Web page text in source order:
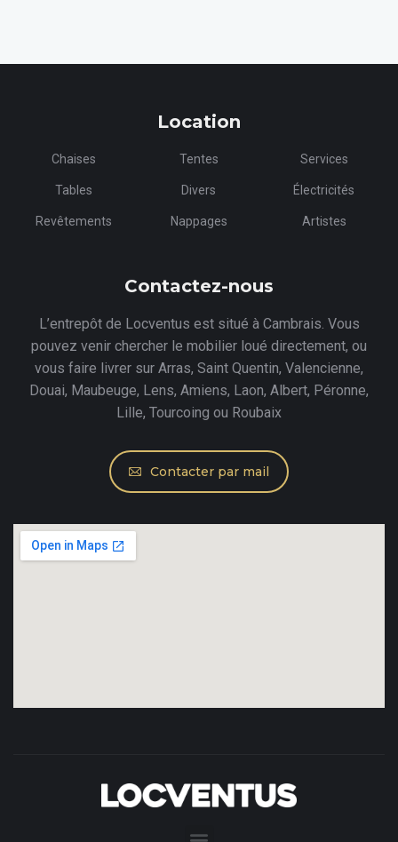
Location
Chaises
Tables
Revêtements
Tentes
Divers
Nappages
Services
Électricités
Artistes
Contactez-nous
L’entrepôt de Locventus est situé à Cambrais. Vous
pouvez venir chercher le mobilier loué directement, ou
vous faire livrer sur Arras, Saint Quentin, Valencienne,
Douai, Maubeuge, Lens, Amiens, Laon, Albert, Péronne,
Lille, Tourcoing ou Roubaix
Contacter par mail